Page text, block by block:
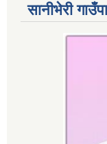
सानीभेरी